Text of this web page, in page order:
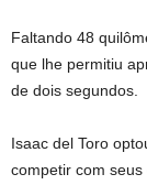
Faltando 48
que lhe permitiu
de dois segundos.
Isaac del Toro
competir com